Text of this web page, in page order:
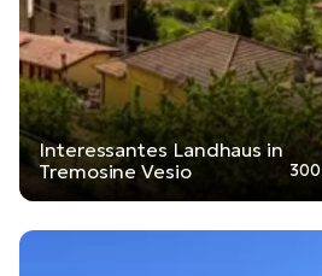
Interessantes Landhaus in
Tremosine Vesio